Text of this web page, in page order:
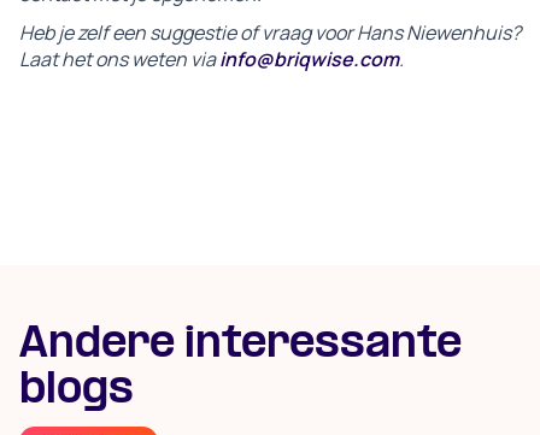
Heb je zelf een suggestie of vraag voor Hans Niewenhuis?
Laat het ons weten viainfo@briqwise.com.
Andere interessante
blogs